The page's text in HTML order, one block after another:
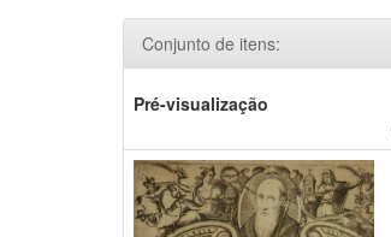
Conjunto de itens:
Pré-visualização